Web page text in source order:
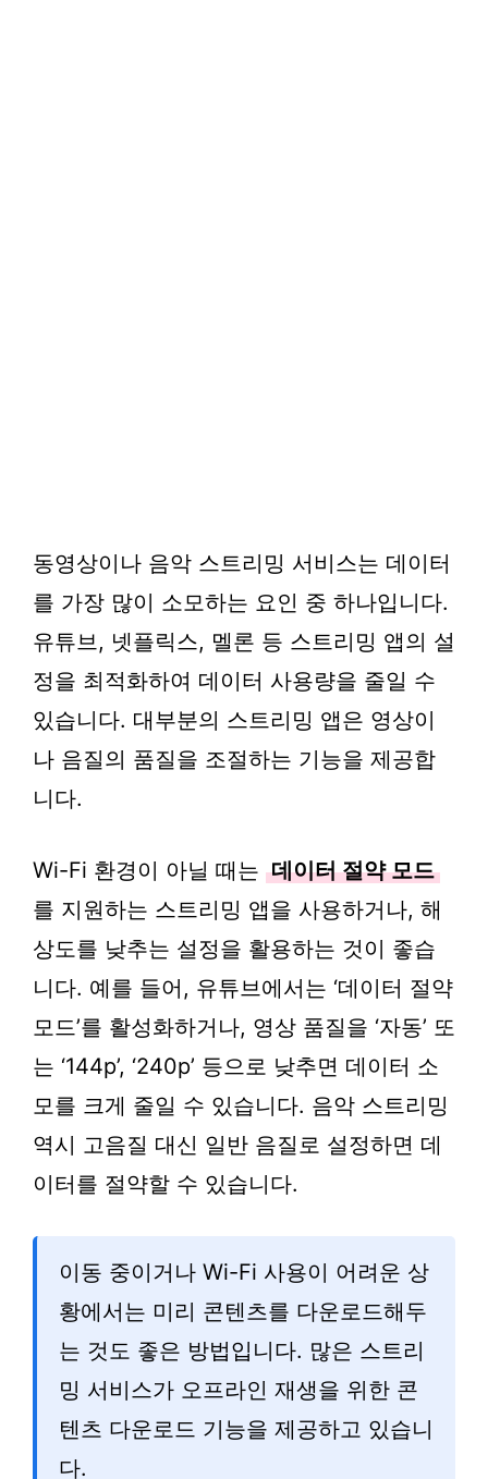
동영상이나 음악 스트리밍 서비스는 데이터
를 가장 많이 소모하는 요인 중 하나입니다.
유튜브, 넷플릭스, 멜론 등 스트리밍 앱의 설
정을 최적화하여 데이터 사용량을 줄일 수
있습니다. 대부분의 스트리밍 앱은 영상이
나 음질의 품질을 조절하는 기능을 제공합
니다.
Wi-Fi 환경이 아닐 때는 데이터 절약 모드
를 지원하는 스트리밍 앱을 사용하거나, 해
상도를 낮추는 설정을 활용하는 것이 좋습
니다. 예를 들어, 유튜브에서는 ‘데이터 절약
모드’를 활성화하거나, 영상 품질을 ‘자동’ 또
는 ‘144p’, ‘240p’ 등으로 낮추면 데이터 소
모를 크게 줄일 수 있습니다. 음악 스트리밍
역시 고음질 대신 일반 음질로 설정하면 데
이터를 절약할 수 있습니다.
이동 중이거나 Wi-Fi 사용이 어려운 상
황에서는 미리 콘텐츠를 다운로드해두
는 것도 좋은 방법입니다. 많은 스트리
밍 서비스가 오프라인 재생을 위한 콘
텐츠 다운로드 기능을 제공하고 있습니
다.